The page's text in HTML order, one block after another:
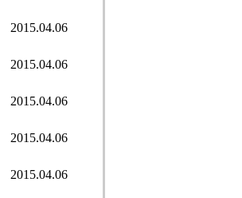
2015.04.06
2015.04.06
2015.04.06
2015.04.06
2015.04.06